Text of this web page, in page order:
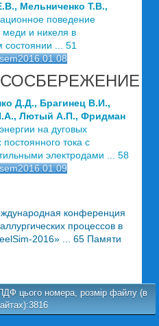
Мельниченко Т.В.,
поведение
меди и никеля в
состоянии ... 51
Д.Д., Брагинец В.И.,
Лютый А.П., Фридман
на дуговых
тока с
электродами ... 58
конференция
процессов в
2016» ... 65 Памяти
цього номера, розмір файлу (в